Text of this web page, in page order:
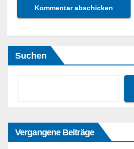
Suchen
Vergangene Beiträge